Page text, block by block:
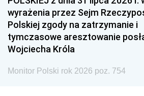
wyrażenia przez Sejm
Polskiej zgody na zatrzymanie i
tymczasowe aresztowanie
Wojciecha Króla
Monitor Polski rok 2026 poz. 754